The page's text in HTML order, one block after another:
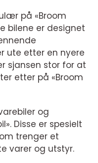
på «Broom
bilene er designet
ute etter en nyere
sjansen stor for at
etter på «Broom
og
Disse er spesielt
trenger et
varer og utstyr.